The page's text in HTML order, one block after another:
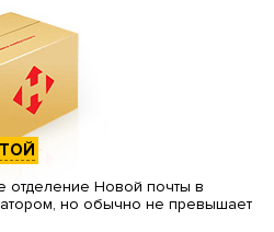
отделение Новой почты в
но обычно не превышает